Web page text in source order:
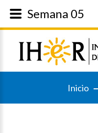
Inicio
Semana 05